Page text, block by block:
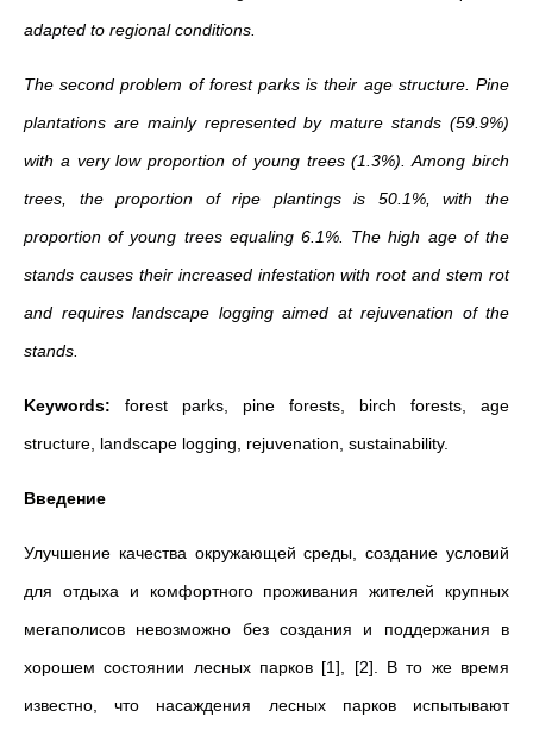
adapted to regional conditions.
The second problem of forest parks is their age structure. Pine
plantations are mainly represented by mature stands (59.9%)
with a very low proportion of young trees (1.3%). Among birch
trees, the proportion of ripe plantings is 50.1%, with the
proportion of young trees equaling 6.1%. The high age of the
stands causes their increased infestation with root and stem rot
and requires landscape logging aimed at rejuvenation of the
stands.
Keywords: forest parks, pine forests, birch forests, age
structure, landscape logging, rejuvenation, sustainability.
Введение
Улучшение качества окружающей среды, создание условий
для отдыха и комфортного проживания жителей крупных
мегаполисов невозможно без создания и поддержания в
хорошем состоянии лесных парков [1], [2]. В то же время
известно, что насаждения лесных парков испытывают